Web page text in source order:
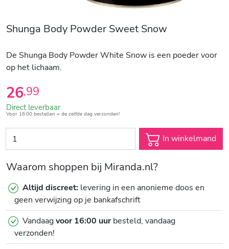
Shunga Body Powder Sweet Snow
De Shunga Body Powder White Snow is een poeder voor
op het lichaam.
26,99
Direct leverbaar
Voor 16:00 bestellen = de zelfde dag verzonden!
In winkelmand
Waarom shoppen bij Miranda.nl?
Altijd discreet: levering in een anonieme doos en
geen verwijzing op je bankafschrift
Vandaagvoor 16:00 uurbesteld, vandaag
verzonden!